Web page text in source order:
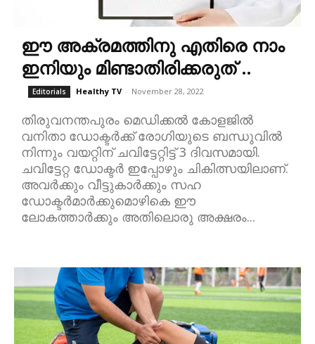
ഈ അക്രമത്തിനു എതിരെ നാം
ഇനിയും മിണ്ടാതിരിക്കരുത് ..
Editorials Healthy TV - November 28, 2022
തിരുവനന്തപുരം മെഡിക്കൽ കോളജിൽ
വനിതാ ഡോക്ടർക്ക് രോഗിയുടെ ബന്ധുവിൽ
നിന്നും വയറ്റിന് ചവിട്ടേറ്റിട്ട് 3 ദിവസമായി.
ചവിട്ടേറ്റ ഡോക്ടർ ഇപ്പോഴും ചികിത്സയിലാണ്.
അവർക്കും വീട്ടുകാർക്കും സഹ
ഡോക്ടർമാർക്കുമൊഴികെ ഈ
ലോകത്താർക്കും അതിലൊരു അക്ഷരം...